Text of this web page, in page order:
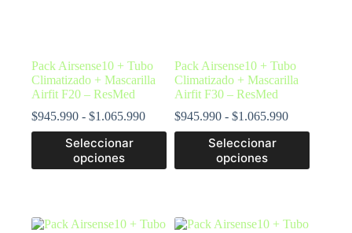
Pack Airsense10 + Tubo
Climatizado + Mascarilla
Airfit F20 – ResMed
$945.990 - $1.065.990
Seleccionar
opciones
Pack Airsense10 + Tubo
Climatizado + Mascarilla
Airfit F30 – ResMed
$945.990 - $1.065.990
Seleccionar
opciones